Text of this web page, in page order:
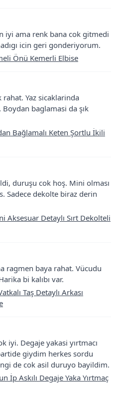
iyi ama renk bana cok gitmedi
icin geri gonderiyorum.
Önü Kemerli Elbise
Yaz sicaklarinda
baglamasi da şık
Bağlamalı Keten Şortlu İkili
duruşu cok hoş. Mini olması
Sadece dekolte biraz derin
Aksesuar Detaylı Sırt Dekolteli
ragmen baya rahat. Vücudu
bi kalıbı var.
Taş Detaylı Arkası
iyi. Degaje yakasi yırtmacı
giydim herkes sordu
de cok asil duruyo bayildim.
İp Askılı Degaje Yaka Yırtmaç